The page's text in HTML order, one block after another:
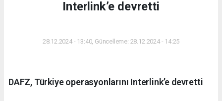
Interlink’e devretti
28.12.2024 - 13:40, Güncelleme: 28.12.2024 - 14:25
DAFZ, Türkiye operasyonlarını Interlink’e devretti